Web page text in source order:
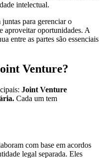
intelectual.
para gerenciar o
aproveitar oportunidades. A
entre as partes são essenciais
Venture?
Joint Venture
Cada um tem
com base em acordos
legal separada. Eles